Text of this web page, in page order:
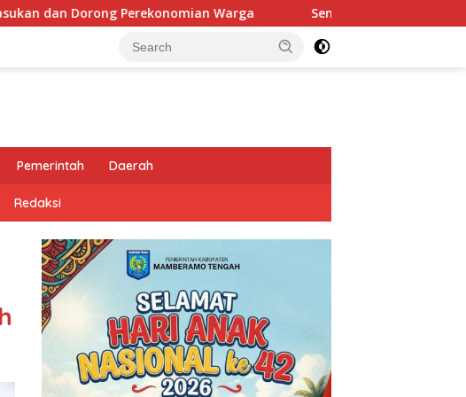
Warga Sentuhan Humanis di Puncak Jaya: Saat Satgas Ops
Pemerintah Daerah
Redaksi